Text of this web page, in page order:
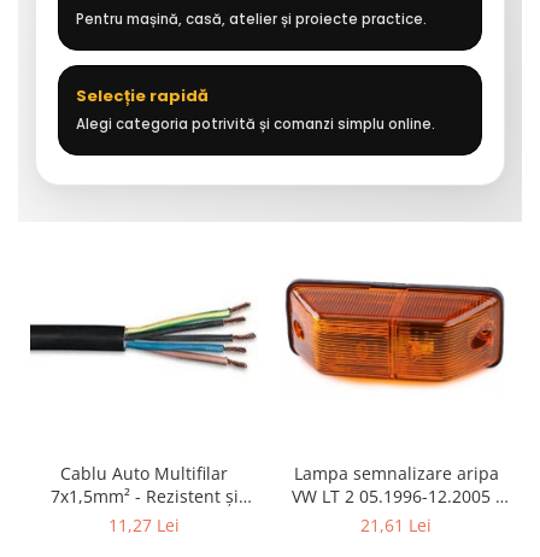
Pentru mașină, casă, atelier și proiecte practice.
Selecție rapidă
Alegi categoria potrivită și comanzi simplu online.
Cablu Auto Multifilar
7x1,5mm² - Rezistent și
Flexibil pentru Remorci 12V-
11,27 Lei
Lampa semnalizare aripa
VW LT 2 05.1996-12.2005 ;
Mercedes Sprinter 1995-
21,61 Lei